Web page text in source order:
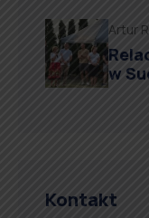
Artur
w
Kontakt